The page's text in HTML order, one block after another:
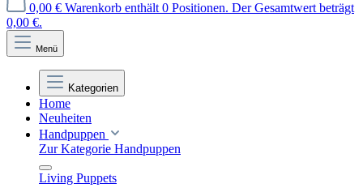
0,00 € Warenkorb enthält 0 Positionen. Der Gesamtwert beträgt
0,00 €.
Menü
Kategorien
Home
Neuheiten
Handpuppen
Zur Kategorie Handpuppen
Living Puppets